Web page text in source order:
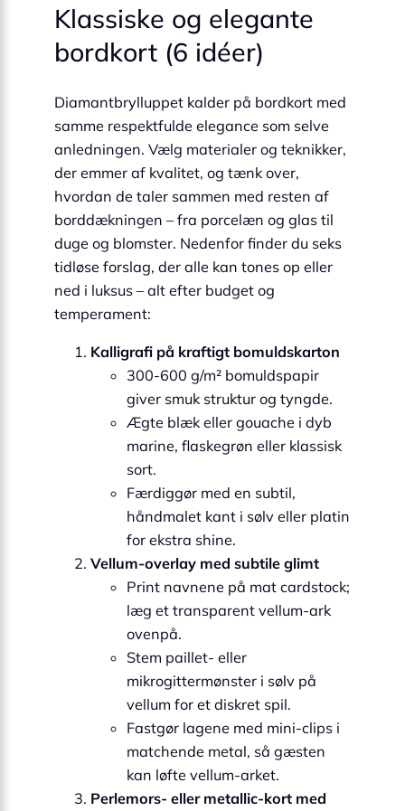
Klassiske og elegante
bordkort (6 idéer)
Diamantbrylluppet kalder på bordkort med
samme respektfulde elegance som selve
anledningen. Vælg materialer og teknikker,
der emmer af kvalitet, og tænk over,
hvordan de taler sammen med resten af
borddækningen – fra porcelæn og glas til
duge og blomster. Nedenfor finder du seks
tidløse forslag, der alle kan tones op eller
ned i luksus – alt efter budget og
temperament:
Kalligrafi på kraftigt bomuldskarton
300-600 g/m² bomuldspapir
giver smuk struktur og tyngde.
Ægte blæk eller gouache i dyb
marine, flaskegrøn eller klassisk
sort.
Færdiggør med en subtil,
håndmalet kant i sølv eller platin
for ekstra shine.
Vellum-overlay med subtile glimt
Print navnene på mat cardstock;
læg et transparent vellum-ark
ovenpå.
Stem paillet- eller
mikrogittermønster i sølv på
vellum for et diskret spil.
Fastgør lagene med mini-clips i
matchende metal, så gæsten
kan løfte vellum-arket.
Perlemors- eller metallic-kort med